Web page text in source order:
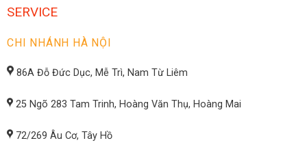
SERVICE
CHI NHÁNH HÀ NỘI
86A Đỗ Đức Dục, Mễ Trì, Nam Từ Liêm
25 Ngõ 283 Tam Trinh, Hoàng Văn Thụ, Hoàng Mai
72/269 Âu Cơ, Tây Hồ